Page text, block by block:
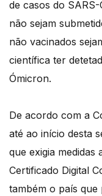
de casos do
não sejam
não vacinados
científica ter
Ómicron.
De acordo com a
até ao início desta
que exigia medidas
Certificado Digital
também o país